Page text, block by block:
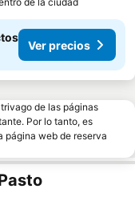
Ver precios
de las páginas
Por lo tanto, es
página web de reserva